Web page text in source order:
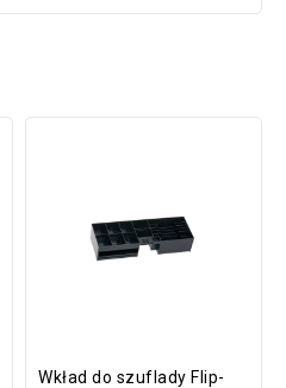
Wkład do szuflady Flip-